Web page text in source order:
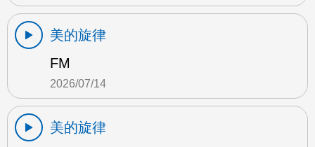
美的旋律
FM
2026/07/14
美的旋律